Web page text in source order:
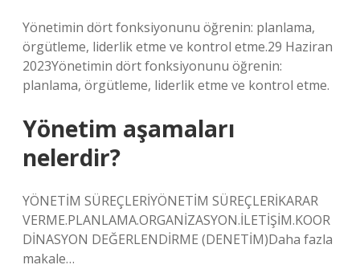
Yönetimin dört fonksiyonunu öğrenin: planlama,
örgütleme, liderlik etme ve kontrol etme.29 Haziran
2023Yönetimin dört fonksiyonunu öğrenin:
planlama, örgütleme, liderlik etme ve kontrol etme.
Yönetim aşamaları
nelerdir?
YÖNETİM SÜREÇLERİYÖNETİM SÜREÇLERİKARAR
VERME.PLANLAMA.ORGANİZASYON.İLETİŞİM.KOOR
DİNASYON DEĞERLENDİRME (DENETİM)Daha fazla
makale…